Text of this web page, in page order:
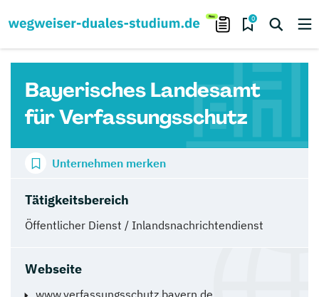
0
Bayerisches Landesamt
für Verfassungsschutz
Tätigkeitsbereich
Öffentlicher Dienst / Inlandsnachrichtendienst
Webseite
www.verfassungsschutz.bayern.de
Unternehmen merken